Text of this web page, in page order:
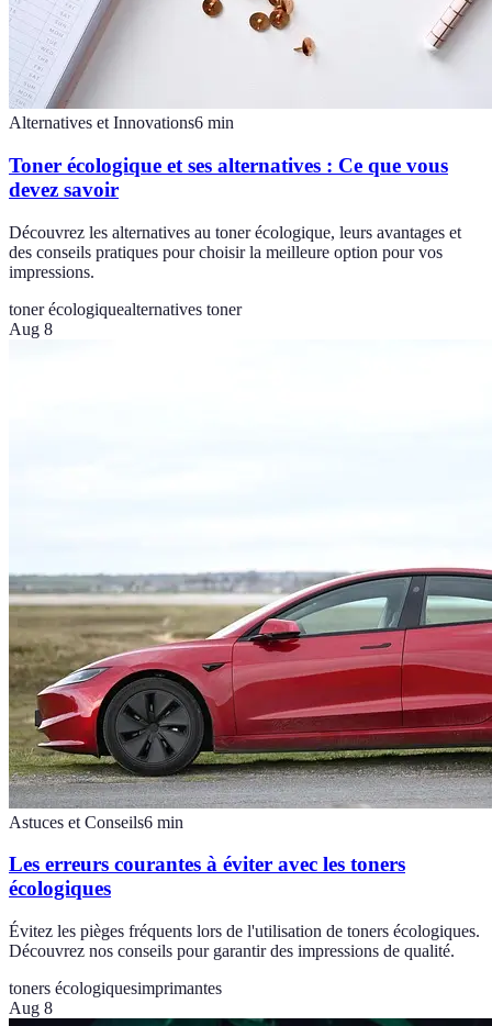
Alternatives et Innovations6 min
Toner écologique et ses alternatives : Ce que vous
devez savoir
Découvrez les alternatives au toner écologique, leurs avantages et
des conseils pratiques pour choisir la meilleure option pour vos
impressions.
toner écologiquealternatives toner
Aug 8
Astuces et Conseils6 min
Les erreurs courantes à éviter avec les toners
écologiques
Évitez les pièges fréquents lors de l'utilisation de toners écologiques.
Découvrez nos conseils pour garantir des impressions de qualité.
toners écologiquesimprimantes
Aug 8